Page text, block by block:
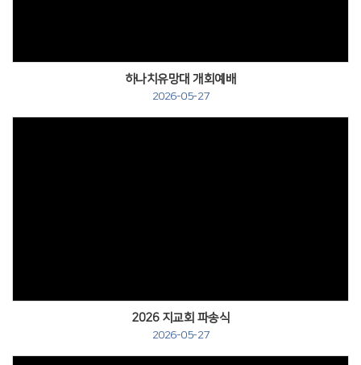
하나치유망대 개회예배
2026-05-27
2026 지교회 파송식
2026-05-27